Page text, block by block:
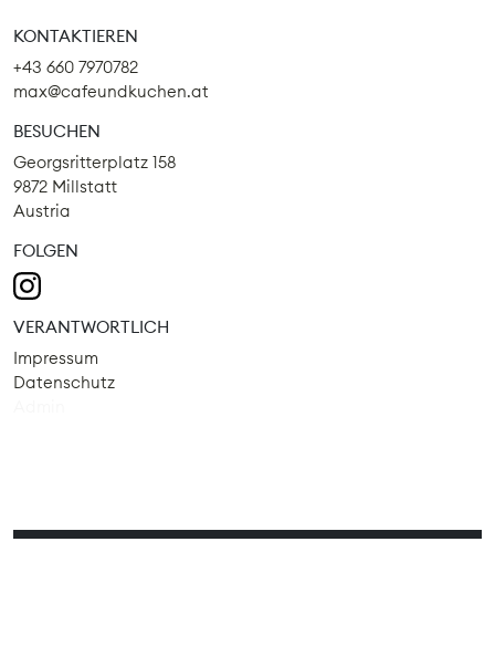
KONTAKTIEREN
+43 660 7970782
max@cafeundkuchen.at
BESUCHEN
Georgsritterplatz 158
9872 Millstatt
Austria
FOLGEN
VERANTWORTLICH
Impressum
Datenschutz